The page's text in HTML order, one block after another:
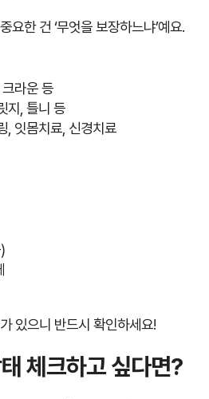
요한 건 ‘무엇을 보장하느냐’예요.
라운 등
지, 틀니 등
, 잇몸치료, 신경치료
있으니 반드시 확인하세요!
체크하고 싶다면?